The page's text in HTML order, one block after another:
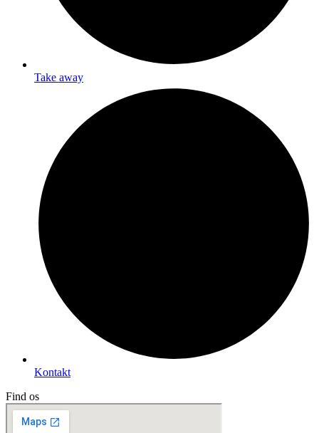
Take away
Kontakt
Find os